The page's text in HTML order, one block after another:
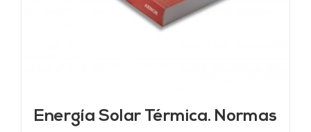
Energía Solar Térmica. Normas